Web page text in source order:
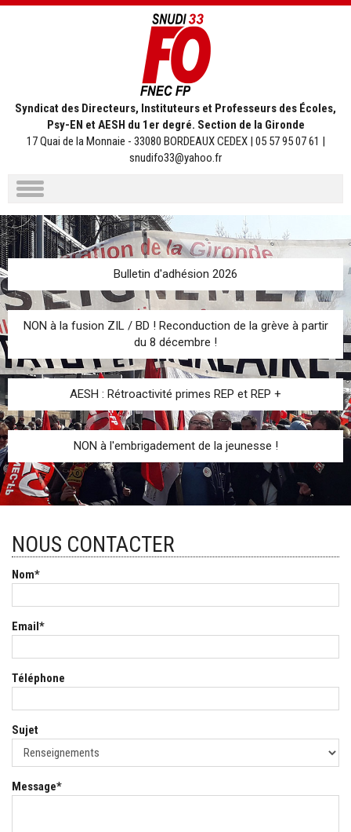
Syndicat des Directeurs, Instituteurs et Professeurs des Écoles,
Psy-EN et AESH du 1er degré. Section de la Gironde
17 Quai de la Monnaie - 33080 BORDEAUX CEDEX | 05 57 95 07 61 |
snudifo33@yahoo.fr
Aller
au
contenu
Bulletin d'adhésion 2026
NON à la fusion ZIL / BD ! Reconduction de la grève à partir
du 8 décembre !
AESH : Rétroactivité primes REP et REP +
NON à l'embrigadement de la jeunesse !
NOUS CONTACTER
Champ
Nom*
Champ
Email*
Téléphone
Sujet
Champ
Message*